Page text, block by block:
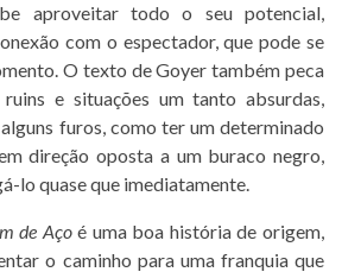
aproveitar todo o seu potencial,
com o espectador, que pode se
O texto de Goyer também peca
e situações um tanto absurdas,
furos, como ter um determinado
direção oposta a um buraco negro,
lo quase que imediatamente.
de Açoé uma boa história de origem,
o caminho para uma franquia que